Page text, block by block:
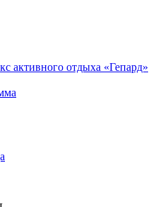
активного отдыха «Гепард»